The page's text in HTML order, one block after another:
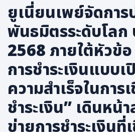
เศรษฐกิจ, การเงิน
การเกษตร
พลังงาน, สิ่งแวดล้อม
ยานยนต์
ขนส่ง
การงาน, อาชีพ
กิจกรรม
อบรมสัมมนา
ยูเนี่ยนเพย์จัดการ
พันธมิตรระดับโลก
2568 ภายใต้หัวข้
การชำระเงินแบบ
ความสำเร็จในการ
ชำระเงิน” เดินหน้
ข่ายการชำระเงิน